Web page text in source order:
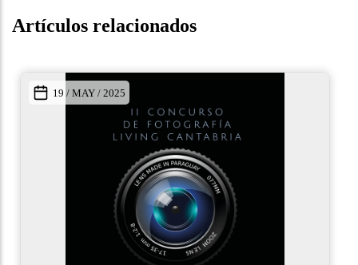
Artículos relacionados
13 / DIC / 2021